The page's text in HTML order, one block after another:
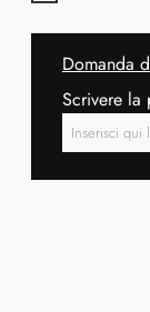
Domanda
Scrivere la